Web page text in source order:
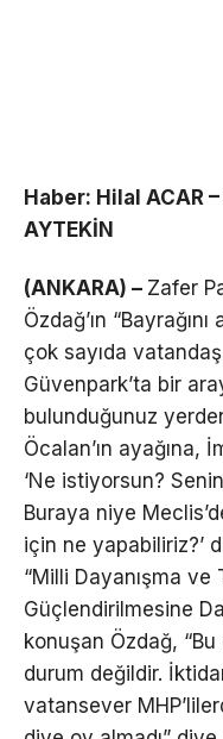
Haber: Hilal ACAR
AYTEKİN
(ANKARA) – Zafer
Özdağ’ın
çok sayıda
Güvenpark’ta bir
bulunduğunuz
Öcalan’ın ayağına,
‘Ne istiyorsun?
Buraya niye
için ne yapabiliriz?’
“Milli Dayanışma
Güçlendirilmesine
konuşan Özdağ,
durum değildir.
vatansever